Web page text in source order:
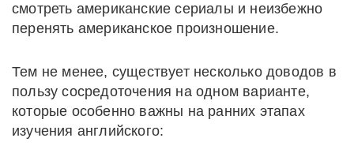
смотреть американские сериалы и неизбежно
перенять американское произношение.
Тем не менее, существует несколько доводов в
пользу сосредоточения на одном варианте,
которые особенно важны на ранних этапах
изучения английского: